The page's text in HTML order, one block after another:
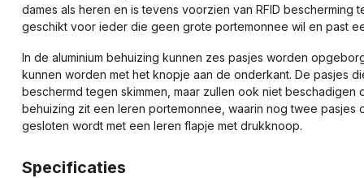
dames als heren en is tevens voorzien van RFID bescherming
geschikt voor ieder die geen grote portemonnee wil en past
In de aluminium behuizing kunnen zes pasjes worden
kunnen worden met het knopje aan de onderkant. De pasjes
beschermd tegen skimmen, maar zullen ook niet beschadigen
behuizing zit een leren portemonnee, waarin nog twee
gesloten wordt met een leren flapje met drukknoop.
Specificaties